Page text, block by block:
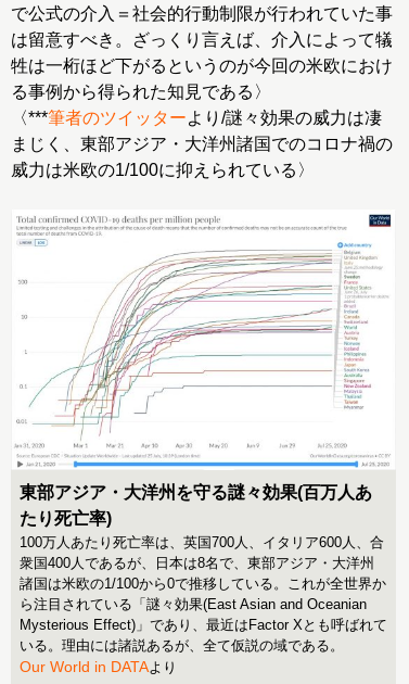
で公式の介入＝社会的行動制限が行われていた事
は留意すべき。ざっくり言えば、介入によって犠
牲は一桁ほど下がるというのが今回の米欧におけ
る事例から得られた知見である〉
〈***筆者のツイッターより/謎々効果の威力は凄
まじく、東部アジア・大洋州諸国でのコロナ禍の
威力は米欧の1/100に抑えられている〉
東部アジア・大洋州を守る謎々効果(百万人あ
たり死亡率)
100万人あたり死亡率は、英国700人、イタリア600人、合
衆国400人であるが、日本は8名で、東部アジア・大洋州
諸国は米欧の1/100から0で推移している。これが全世界か
ら注目されている「謎々効果(East Asian and Oceanian
Mysterious Effect)」であり、最近はFactor Xとも呼ばれて
いる。理由には諸説あるが、全て仮説の域である。
Our World in DATAより